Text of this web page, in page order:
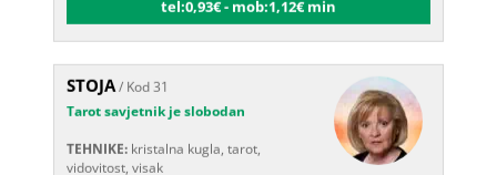
STOJA/ Kod 31
Tarot savjetnik je slobodan
vidovitost, visak